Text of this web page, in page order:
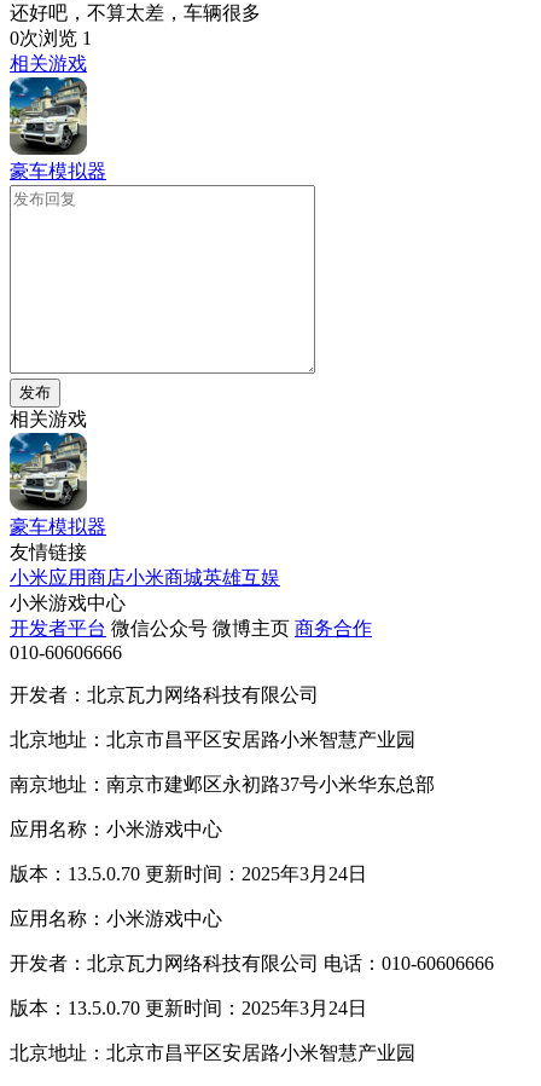
还好吧，不算太差，车辆很多
0次浏览 1
相关游戏
豪车模拟器
发布
相关游戏
豪车模拟器
友情链接
小米应用商店小米商城英雄互娱
小米游戏中心
开发者平台 微信公众号 微博主页 商务合作
010-60606666
开发者：北京瓦力网络科技有限公司
北京地址：北京市昌平区安居路小米智慧产业园
南京地址：南京市建邺区永初路37号小米华东总部
应用名称：小米游戏中心
版本：13.5.0.70 更新时间：2025年3月24日
应用名称：小米游戏中心
开发者：北京瓦力网络科技有限公司 电话：010-60606666
版本：13.5.0.70 更新时间：2025年3月24日
北京地址：北京市昌平区安居路小米智慧产业园